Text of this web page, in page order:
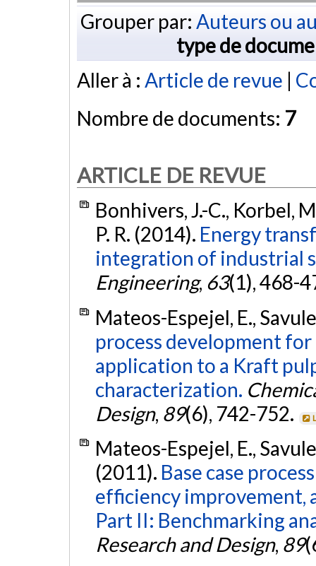
Grouper par: Auteurs ou
type de
Aller à : Article de revue |
Nombre de documents: 7
ARTICLE DE REVUE
Bonhivers, J.-C., Korbel,
P. R. (2014). Energy
integration of industrial
Engineering, 63(1), 468-
Mateos-Espejel, E.,
process development
application to a Kraft
characterization.
Design, 89(6), 742-752.
Mateos-Espejel, E.,
(2011). Base case
efficiency improvement,
Part II: Benchmarking
Research and Design, 89